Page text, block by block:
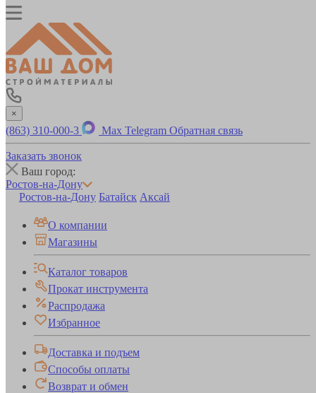
×
(863) 310-000-3 Max Telegram Обратная связь
Заказать звонок
Ваш город:
Ростов-на-Дону
Ростов-на-Дону Батайск Аксай
О компании
Магазины
Каталог товаров
Прокат инструмента
Распродажа
Избранное
Доставка и подъем
Способы оплаты
Возврат и обмен